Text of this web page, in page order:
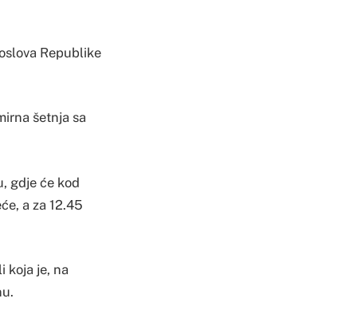
Republike
šetnja sa
gdje će kod
a za 12.45
koja je, na